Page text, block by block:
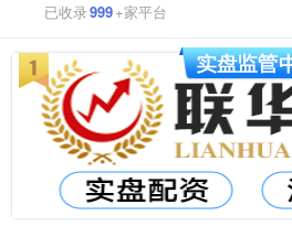
已收录999+家平台